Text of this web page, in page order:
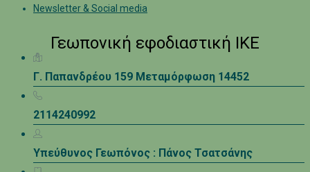
Newsletter & Social media
Γεωπονική εφοδιαστική ΙΚΕ
Γ. Παπανδρέου 159 Μεταμόρφωση 14452
2114240992
Υπεύθυνος Γεωπόνος : Πάνος Τσατσάνης